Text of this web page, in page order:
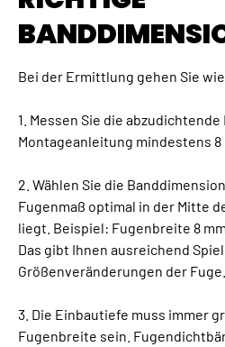
Bei der Ermittlung gehen Sie
1. Messen Sie die
Montageanleitung mindestens 8
2. Wählen Sie die
Fugenmaß optimal in der Mitte
liegt. Beispiel: Fugenbreite 8
Das gibt Ihnen ausreichend
Größenveränderungen der Fuge.
3. Die Einbautiefe muss immer
Fugenbreite sein.